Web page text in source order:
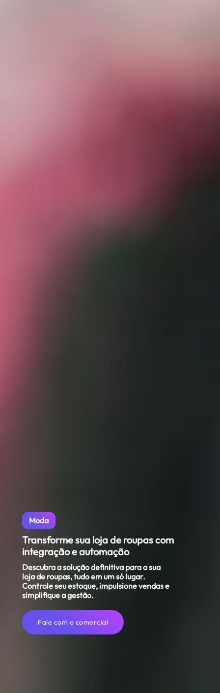
Moda
Transforme sua loja de roupas com
integração e automação
Descubra a solução definitiva para a sua
loja de roupas, tudo em um só lugar.
Controle seu estoque, impulsione vendas e
simplifique a gestão.
Fale com o comercial